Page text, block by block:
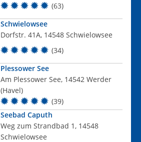
(63)
Schwielowsee
Dorfstr. 41A, 14548 Schwielowsee
(34)
Plessower See
Am Plessower See, 14542 Werder
(Havel)
(39)
Seebad Caputh
Weg zum Strandbad 1, 14548
Schwielowsee